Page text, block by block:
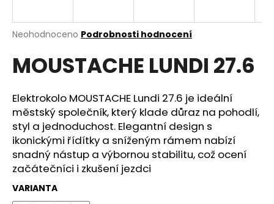
Průměrné
produktu
je
z
5
hvězdiček.
Neohodnoceno Podrobnosti hodnocení
MOUSTACHE LUNDI 27.6
Elektrokolo MOUSTACHE Lundi 27.6 je ideální
městský společník, který klade důraz na pohodlí,
styl a jednoduchost. Elegantní design s
ikonickými řídítky a sníženým rámem nabízí
snadný nástup a výbornou stabilitu, což ocení
začátečníci i zkušení jezdci
VARIANTA
n
a
í
?
HLEDAT